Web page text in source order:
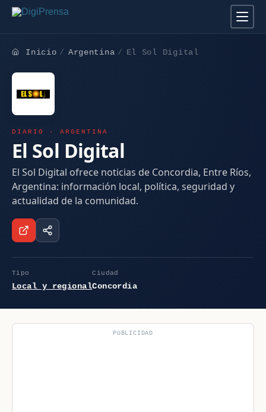
Inicio Argentina El Sol Digital
DIARIO · ARGENTINA
El Sol Digital
El Sol Digital ofrece noticias de Concordia, Entre Ríos,
Argentina: información local, política, seguridad y
actualidad de la comunidad.
Tipo
Local y regional
Ciudad
Concordia
PUBLICIDAD